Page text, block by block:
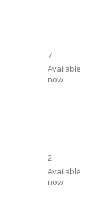
7
Available
now
2
Available
now